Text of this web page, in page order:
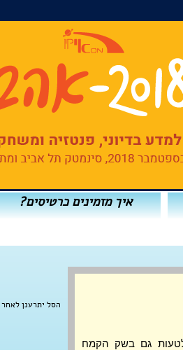
איך מזמינים כרטיסים?
הסל יתרענן